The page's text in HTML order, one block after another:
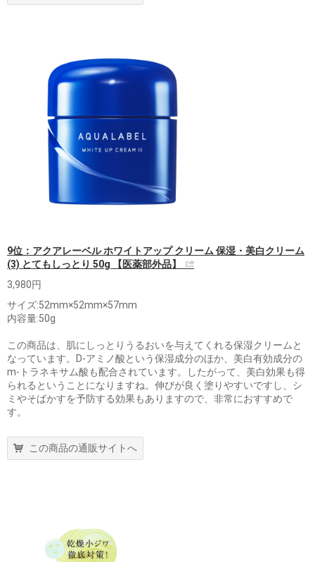
9位：アクアレーベル ホワイトアップ クリーム 保湿・美白クリーム
(3) とてもしっとり 50g 【医薬部外品】
3,980円
サイズ:52mm×52mm×57mm
内容量:50g
この商品は、肌にしっとりうるおいを与えてくれる保湿クリームと
なっています。D-アミノ酸という保湿成分のほか、美白有効成分の
m-トラネキサム酸も配合されています。したがって、美白効果も得
られるということになりますね。伸びが良く塗りやすいですし、シ
ミやそばかすを予防する効果もありますので、非常におすすめで
す。
この商品の通販サイトへ